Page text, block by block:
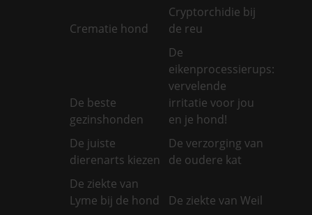
Crematie hond
Cryptorchidie bij
de reu
De beste
gezinshonden
De
eikenprocessierups:
vervelende
irritatie voor jou
en je hond!
De juiste
dierenarts kiezen
De verzorging van
de oudere kat
De ziekte van
Lyme bij de hond
De ziekte van Weil